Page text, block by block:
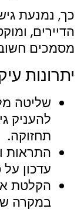
כך, נמנעת
הדיירים,
מסמכים
יתרונות
שליטה
להעניק
תחזוקה.
התראות
עדכון
הקלטת
במקרה